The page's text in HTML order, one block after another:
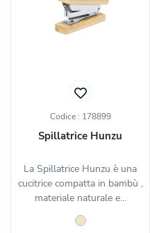
Codice : 178899
Spillatrice Hunzu
La Spillatrice Hunzu è una
cucitrice compatta in bambù ,
materiale naturale e...